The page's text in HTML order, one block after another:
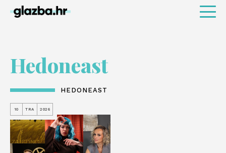
Hedoneast
HEDONEAST
10 TRA 2026